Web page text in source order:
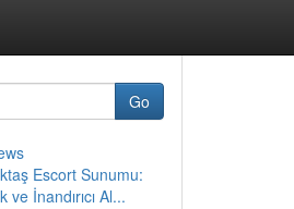
Go
Escort Sunumu:
ve İnandırıcı Al...